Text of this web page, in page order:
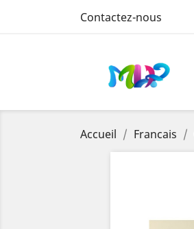
Contactez-nous
Accueil Francais